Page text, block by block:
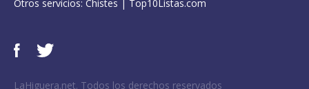
Otros servicios: Chistes | Top10Listas.com
LaHiguera.net. Todos los derechos reservados